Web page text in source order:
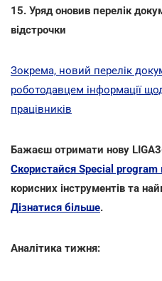
15. Уряд оновив перелік
відстрочки
Зокрема, новий перелік
роботодавцем інформації
працівників
Бажаєш отримати нову
Скористайся Special program
корисних інструментів та
Дізнатися більше.
Аналітика тижня: